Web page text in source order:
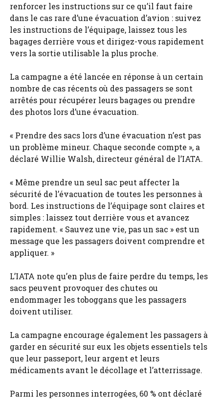
renforcer les instructions sur ce qu’il faut faire
dans le cas rare d’une évacuation d’avion : suivez
les instructions de l’équipage, laissez tous les
bagages derrière vous et dirigez-vous rapidement
vers la sortie utilisable la plus proche.
La campagne a été lancée en réponse à un certain
nombre de cas récents où des passagers se sont
arrêtés pour récupérer leurs bagages ou prendre
des photos lors d’une évacuation.
« Prendre des sacs lors d’une évacuation n’est pas
un problème mineur. Chaque seconde compte », a
déclaré Willie Walsh, directeur général de l’IATA.
« Même prendre un seul sac peut affecter la
sécurité de l’évacuation de toutes les personnes à
bord. Les instructions de l’équipage sont claires et
simples : laissez tout derrière vous et avancez
rapidement. « Sauvez une vie, pas un sac » est un
message que les passagers doivent comprendre et
appliquer. »
L’IATA note qu’en plus de faire perdre du temps, les
sacs peuvent provoquer des chutes ou
endommager les toboggans que les passagers
doivent utiliser.
La campagne encourage également les passagers à
garder en sécurité sur eux les objets essentiels tels
que leur passeport, leur argent et leurs
médicaments avant le décollage et l’atterrissage.
Parmi les personnes interrogées, 60 % ont déclaré